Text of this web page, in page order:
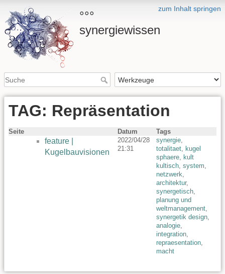
zum Inhalt springen
°°°
synergiewissen
TAG: Repräsentation
Seite Datum Tags
feature |
Kugelbauvisionen
2022/04/28
21:31
synergie,
totalitaet, kugel
sphaere, kult
kultisch, system,
netzwerk,
architektur,
synergetisch,
planung und
weltmanagement,
synergetik design,
analogie,
integration,
repraesentation,
macht